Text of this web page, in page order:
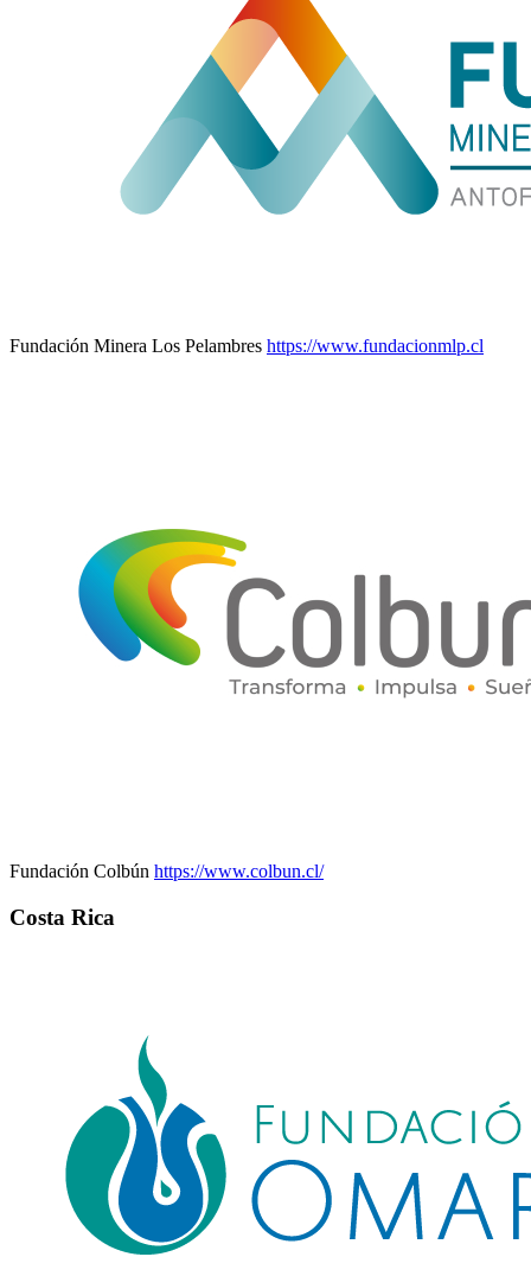
Fundación Minera Los Pelambres https://www.fundacionmlp.cl
Fundación Colbún https://www.colbun.cl/
Costa Rica